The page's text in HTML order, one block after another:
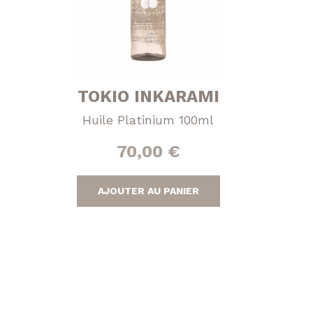
TOKIO INKARAMI
Huile Platinium 100ml
70,00 €
AJOUTER AU PANIER